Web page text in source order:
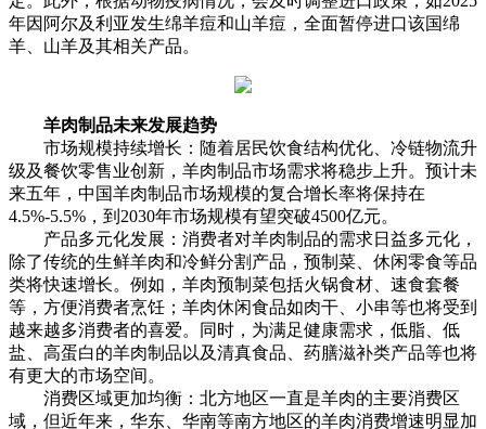
年因阿尔及利亚发生绵羊痘和山羊痘，全面暂停进口该国绵
羊、山羊及其相关产品。
羊肉制品未来发展趋势
市场规模持续增长：随着居民饮食结构优化、冷链物流升
级及餐饮零售业创新，羊肉制品市场需求将稳步上升。预计未
来五年，中国羊肉制品市场规模的复合增长率将保持在
4.5%-5.5%，到2030年市场规模有望突破4500亿元。
产品多元化发展：消费者对羊肉制品的需求日益多元化，
除了传统的生鲜羊肉和冷鲜分割产品，预制菜、休闲零食等品
类将快速增长。例如，羊肉预制菜包括火锅食材、速食套餐
等，方便消费者烹饪；羊肉休闲食品如肉干、小串等也将受到
越来越多消费者的喜爱。同时，为满足健康需求，低脂、低
盐、高蛋白的羊肉制品以及清真食品、药膳滋补类产品等也将
有更大的市场空间。
消费区域更加均衡：北方地区一直是羊肉的主要消费区
域，但近年来，华东、华南等南方地区的羊肉消费增速明显加